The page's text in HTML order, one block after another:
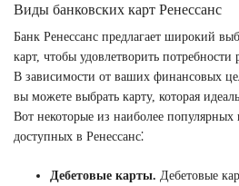
Виды банковских карт Ренессанс
Банк Ренессанс предлагает широкий
карт, чтобы удовлетворить потребности
В зависимости от ваших финансовых
вы можете выбрать карту, которая
Вот некоторые из наиболее популярных
доступных в Ренессанс⁚
Дебетовые карты. Дебетовые